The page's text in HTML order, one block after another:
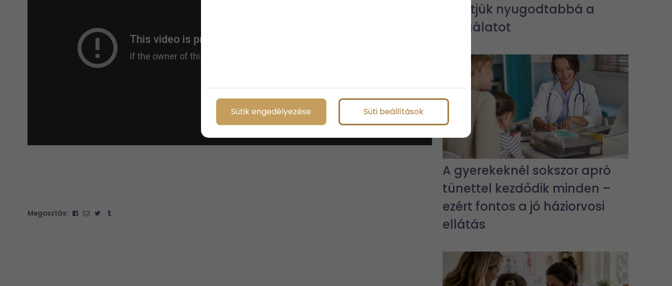
Megosztás:
tehetjük nyugodtabbá a
vizsgálatot
A gyerekeknél sokszor apró
tünettel kezdődik minden –
ezért fontos a jó háziorvosi
ellátás
Sütik engedélyezése Süti beállítások